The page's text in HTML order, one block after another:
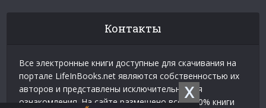
X
Контакты
Все электронные книги доступные для скачивания на
портале LifeInBooks.net являются собственностью их
авторов и представлены исключительно для
ознакомления. На сайте размещено всего 20% книги